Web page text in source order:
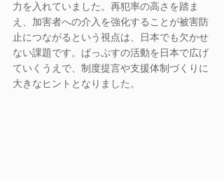
力を入れていました。再犯率の高さを踏ま
え、加害者への介入を強化することが被害防
止につながるという視点は、日本でも欠かせ
ない課題です。ぱっぷすの活動を日本で広げ
ていくうえで、制度提言や支援体制づくりに
大きなヒントとなりました。